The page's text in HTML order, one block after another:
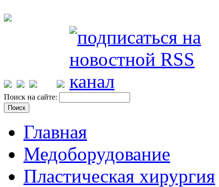
Поиск на сайте:
Главная
Медоборудование
Пластическая хирургия